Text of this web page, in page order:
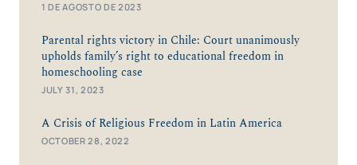
1 DE AGOSTO DE 2023
Parental rights victory in Chile: Court unanimously
upholds family’s right to educational freedom in
homeschooling case
JULY 31, 2023
A Crisis of Religious Freedom in Latin America
OCTOBER 28, 2022